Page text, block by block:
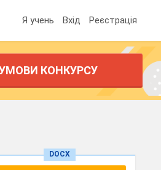
Я учень Вхід Реєстрація
КОНКУРСУ
DOCX